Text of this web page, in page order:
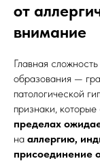
от
внимание
Главная
образования —
патологической
признаки,
пределах
на аллергию,
присоединение